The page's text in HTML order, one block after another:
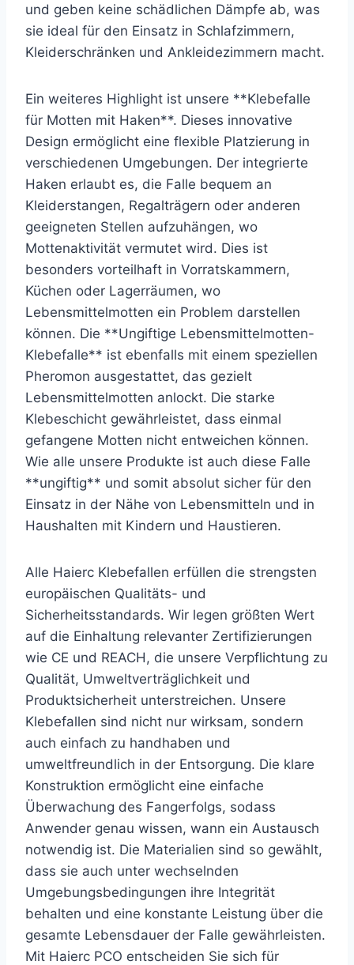
und geben keine schädlichen Dämpfe ab, was
sie ideal für den Einsatz in Schlafzimmern,
Kleiderschränken und Ankleidezimmern macht.
Ein weiteres Highlight ist unsere **Klebefalle
für Motten mit Haken**. Dieses innovative
Design ermöglicht eine flexible Platzierung in
verschiedenen Umgebungen. Der integrierte
Haken erlaubt es, die Falle bequem an
Kleiderstangen, Regalträgern oder anderen
geeigneten Stellen aufzuhängen, wo
Mottenaktivität vermutet wird. Dies ist
besonders vorteilhaft in Vorratskammern,
Küchen oder Lagerräumen, wo
Lebensmittelmotten ein Problem darstellen
können. Die **Ungiftige Lebensmittelmotten-
Klebefalle** ist ebenfalls mit einem speziellen
Pheromon ausgestattet, das gezielt
Lebensmittelmotten anlockt. Die starke
Klebeschicht gewährleistet, dass einmal
gefangene Motten nicht entweichen können.
Wie alle unsere Produkte ist auch diese Falle
**ungiftig** und somit absolut sicher für den
Einsatz in der Nähe von Lebensmitteln und in
Haushalten mit Kindern und Haustieren.
Alle Haierc Klebefallen erfüllen die strengsten
europäischen Qualitäts- und
Sicherheitsstandards. Wir legen größten Wert
auf die Einhaltung relevanter Zertifizierungen
wie CE und REACH, die unsere Verpflichtung zu
Qualität, Umweltverträglichkeit und
Produktsicherheit unterstreichen. Unsere
Klebefallen sind nicht nur wirksam, sondern
auch einfach zu handhaben und
umweltfreundlich in der Entsorgung. Die klare
Konstruktion ermöglicht eine einfache
Überwachung des Fangerfolgs, sodass
Anwender genau wissen, wann ein Austausch
notwendig ist. Die Materialien sind so gewählt,
dass sie auch unter wechselnden
Umgebungsbedingungen ihre Integrität
behalten und eine konstante Leistung über die
gesamte Lebensdauer der Falle gewährleisten.
Mit Haierc PCO entscheiden Sie sich für